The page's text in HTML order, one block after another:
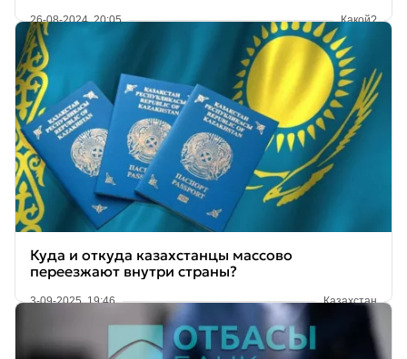
26-08-2024, 20:05 Какой?
Куда и откуда казахстанцы массово
переезжают внутри страны?
3-09-2025, 19:46 Казахстан